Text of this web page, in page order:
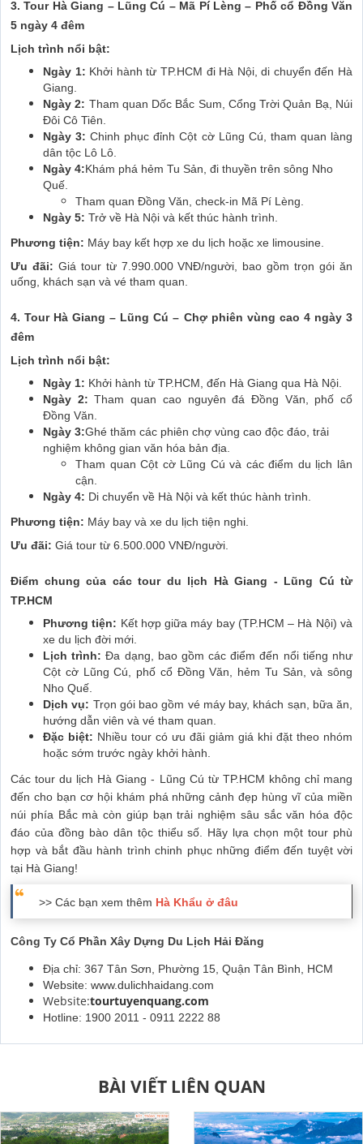
3. Tour Hà Giang – Lũng Cú – Mã Pí Lèng – Phố cổ Đồng Văn
5 ngày 4 đêm
Lịch trình nổi bật:
Ngày 1: Khởi hành từ TP.HCM đi Hà Nội, di chuyển đến Hà
Giang.
Ngày 2: Tham quan Dốc Bắc Sum, Cổng Trời Quản Bạ, Núi
Đôi Cô Tiên.
Ngày 3: Chinh phục đỉnh Cột cờ Lũng Cú, tham quan làng
dân tộc Lô Lô.
Ngày 4:Khám phá hẻm Tu Sản, đi thuyền trên sông Nho
Quế.
Tham quan Đồng Văn, check-in Mã Pí Lèng.
Ngày 5: Trở về Hà Nội và kết thúc hành trình.
Phương tiện: Máy bay kết hợp xe du lịch hoặc xe limousine.
Ưu đãi: Giá tour từ 7.990.000 VNĐ/người, bao gồm trọn gói ăn
uống, khách sạn và vé tham quan.
4. Tour Hà Giang – Lũng Cú – Chợ phiên vùng cao 4 ngày 3
đêm
Lịch trình nổi bật:
Ngày 1: Khởi hành từ TP.HCM, đến Hà Giang qua Hà Nội.
Ngày 2: Tham quan cao nguyên đá Đồng Văn, phố cổ
Đồng Văn.
Ngày 3:Ghé thăm các phiên chợ vùng cao độc đáo, trải
nghiệm không gian văn hóa bản địa.
Tham quan Cột cờ Lũng Cú và các điểm du lịch lân
cận.
Ngày 4: Di chuyển về Hà Nội và kết thúc hành trình.
Phương tiện: Máy bay và xe du lịch tiện nghi.
Ưu đãi: Giá tour từ 6.500.000 VNĐ/người.
Điểm chung của các tour du lịch Hà Giang - Lũng Cú từ
TP.HCM
Phương tiện: Kết hợp giữa máy bay (TP.HCM – Hà Nội) và
xe du lịch đời mới.
Lịch trình: Đa dạng, bao gồm các điểm đến nổi tiếng như
Cột cờ Lũng Cú, phố cổ Đồng Văn, hẻm Tu Sản, và sông
Nho Quế.
Dịch vụ: Trọn gói bao gồm vé máy bay, khách sạn, bữa ăn,
hướng dẫn viên và vé tham quan.
Đặc biệt: Nhiều tour có ưu đãi giảm giá khi đặt theo nhóm
hoặc sớm trước ngày khởi hành.
Các tour du lịch Hà Giang - Lũng Cú từ TP.HCM không chỉ mang
đến cho bạn cơ hội khám phá những cảnh đẹp hùng vĩ của miền
núi phía Bắc mà còn giúp bạn trải nghiệm sâu sắc văn hóa độc
đáo của đồng bào dân tộc thiểu số. Hãy lựa chọn một tour phù
hợp và bắt đầu hành trình chinh phục những điểm đến tuyệt vời
tại Hà Giang!
>> Các bạn xem thêm Hà Khẩu ở đâu
Công Ty Cổ Phần Xây Dựng Du Lịch Hải Đăng
Địa chỉ: 367 Tân Sơn, Phường 15, Quận Tân Bình, HCM
Website: www.dulichhaidang.com
Website:tourtuyenquang.com
Hotline: 1900 2011 - 0911 2222 88
BÀI VIẾT LIÊN QUAN